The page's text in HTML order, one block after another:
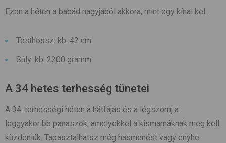
Ezen a héten a babád nagyjából akkora, mint egy kínai kel.
Testhossz: kb. 42 cm
Súly: kb. 2200 gramm
A 34 hetes terhesség tünetei
A 34. terhességi héten a hátfájás és a légszomj a
leggyakoribb panaszok, amelyekkel a kismamáknak meg kell
küzdeniük. Tapasztalhatsz még hasmenést vagy enyhe